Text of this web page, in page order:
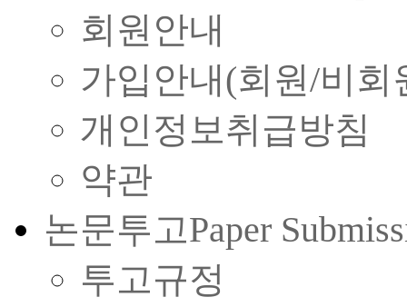
회원안내
가입안내(회원/비회
개인정보취급방침
약관
논문투고Paper
투고규정